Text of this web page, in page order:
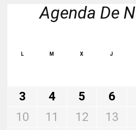
Agenda De
L M X J
3
4 5 6
10
11 12 13